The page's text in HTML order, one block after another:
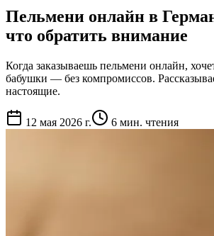
Пельмени онлайн в
что обратить внимание
Когда заказываешь пельмени онлайн,
бабушки — без компромиссов.
настоящие.
12 мая 2026 г. 6 мин. чтения